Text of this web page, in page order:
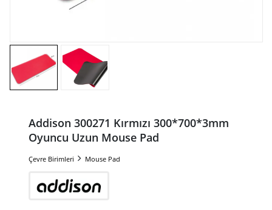
Addison 300271 Kırmızı 300*700*3mm
Oyuncu Uzun Mouse Pad
Çevre Birimleri Mouse Pad